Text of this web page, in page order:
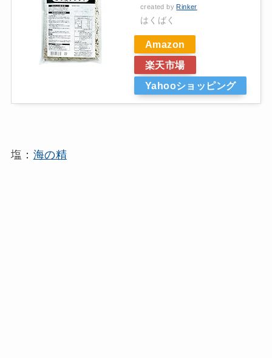
created byRinker
はくばく
Amazon
楽天市場
Yahooショッピング
塩： 海の精